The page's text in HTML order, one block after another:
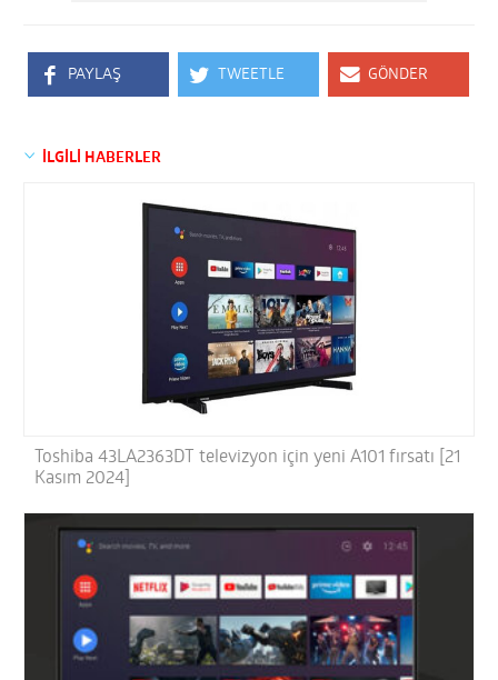
PAYLAŞ TWEETLE GÖNDER
İLGİLİ HABERLER
Toshiba 43LA2363DT televizyon için yeni A101 fırsatı [21
Kasım 2024]